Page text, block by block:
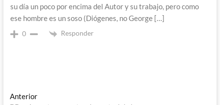
su día un poco por encima del Autor y su trabajo, pero como
ese hombre es un soso (Diógenes, no George […]
0 Responder
Navegación
AnteriorEntrada